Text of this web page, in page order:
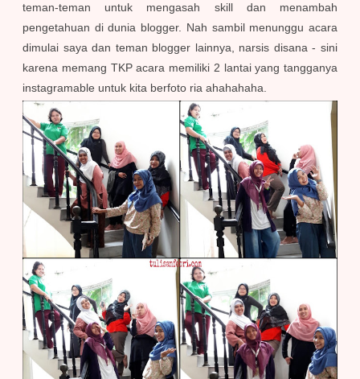
teman-teman untuk mengasah skill dan menambah
pengetahuan di dunia blogger. Nah sambil menunggu acara
dimulai saya dan teman blogger lainnya, narsis disana - sini
karena memang TKP acara memiliki 2 lantai yang tangganya
instagramable untuk kita berfoto ria ahahahaha.